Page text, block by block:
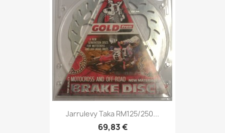
Jarrulevy Taka RM125/250...
69,83 €